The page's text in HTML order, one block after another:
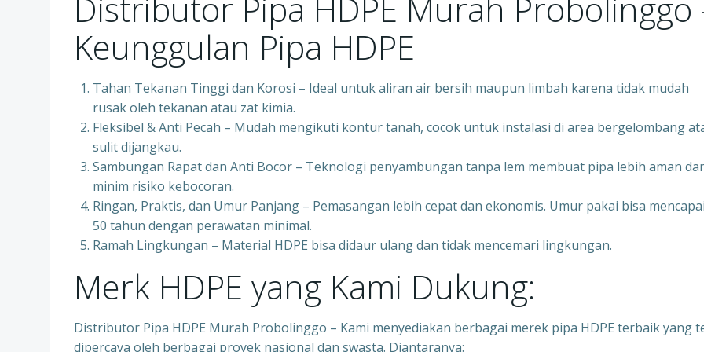
Distributor Pipa HDPE Murah Probolinggo
Keunggulan Pipa HDPE
Tahan Tekanan Tinggi dan Korosi – Ideal untuk aliran air bersih maupun limbah karena tidak mudah
rusak oleh tekanan atau zat kimia.
Fleksibel & Anti Pecah – Mudah mengikuti kontur tanah, cocok untuk instalasi di area bergelombang
sulit dijangkau.
Sambungan Rapat dan Anti Bocor – Teknologi penyambungan tanpa lem membuat pipa lebih aman
minim risiko kebocoran.
Ringan, Praktis, dan Umur Panjang – Pemasangan lebih cepat dan ekonomis. Umur pakai bisa mencapai
50 tahun dengan perawatan minimal.
Ramah Lingkungan – Material HDPE bisa didaur ulang dan tidak mencemari lingkungan.
Merk HDPE yang Kami Dukung:
Distributor Pipa HDPE Murah Probolinggo – Kami menyediakan berbagai merek pipa HDPE terbaik yang
dipercaya oleh berbagai proyek nasional dan swasta. Diantaranya: